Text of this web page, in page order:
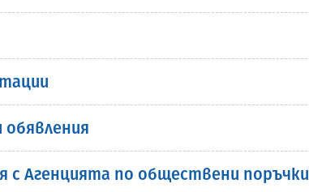
с Агенцията по обществени поръчки